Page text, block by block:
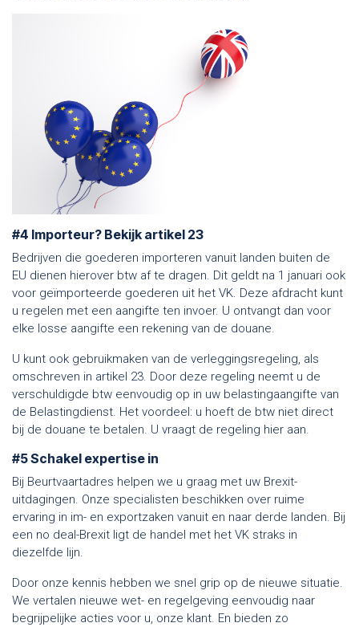
#4 Importeur? Bekijk artikel 23
Bedrijven die goederen importeren vanuit landen buiten de
EU dienen hierover btw af te dragen. Dit geldt na 1 januari ook
voor geïmporteerde goederen uit het VK. Deze afdracht kunt
u regelen met een aangifte ten invoer. U ontvangt dan voor
elke losse aangifte een rekening van de douane.
U kunt ook gebruikmaken van de verleggingsregeling, als
omschreven in artikel 23. Door deze regeling neemt u de
verschuldigde btw eenvoudig op in uw belastingaangifte van
de Belastingdienst. Het voordeel: u hoeft de btw niet direct
bij de douane te betalen. U vraagt de regeling hier aan.
#5 Schakel expertise in
Bij Beurtvaartadres helpen we u graag met uw Brexit-
uitdagingen. Onze specialisten beschikken over ruime
ervaring in im- en exportzaken vanuit en naar derde landen. Bij
een no deal-Brexit ligt de handel met het VK straks in
diezelfde lijn.
Door onze kennis hebben we snel grip op de nieuwe situatie.
We vertalen nieuwe wet- en regelgeving eenvoudig naar
begrijpelijke acties voor u, onze klant. En bieden zo